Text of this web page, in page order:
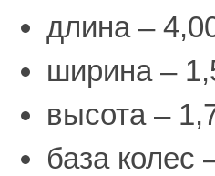
длина –
ширина –
высота –
база колес